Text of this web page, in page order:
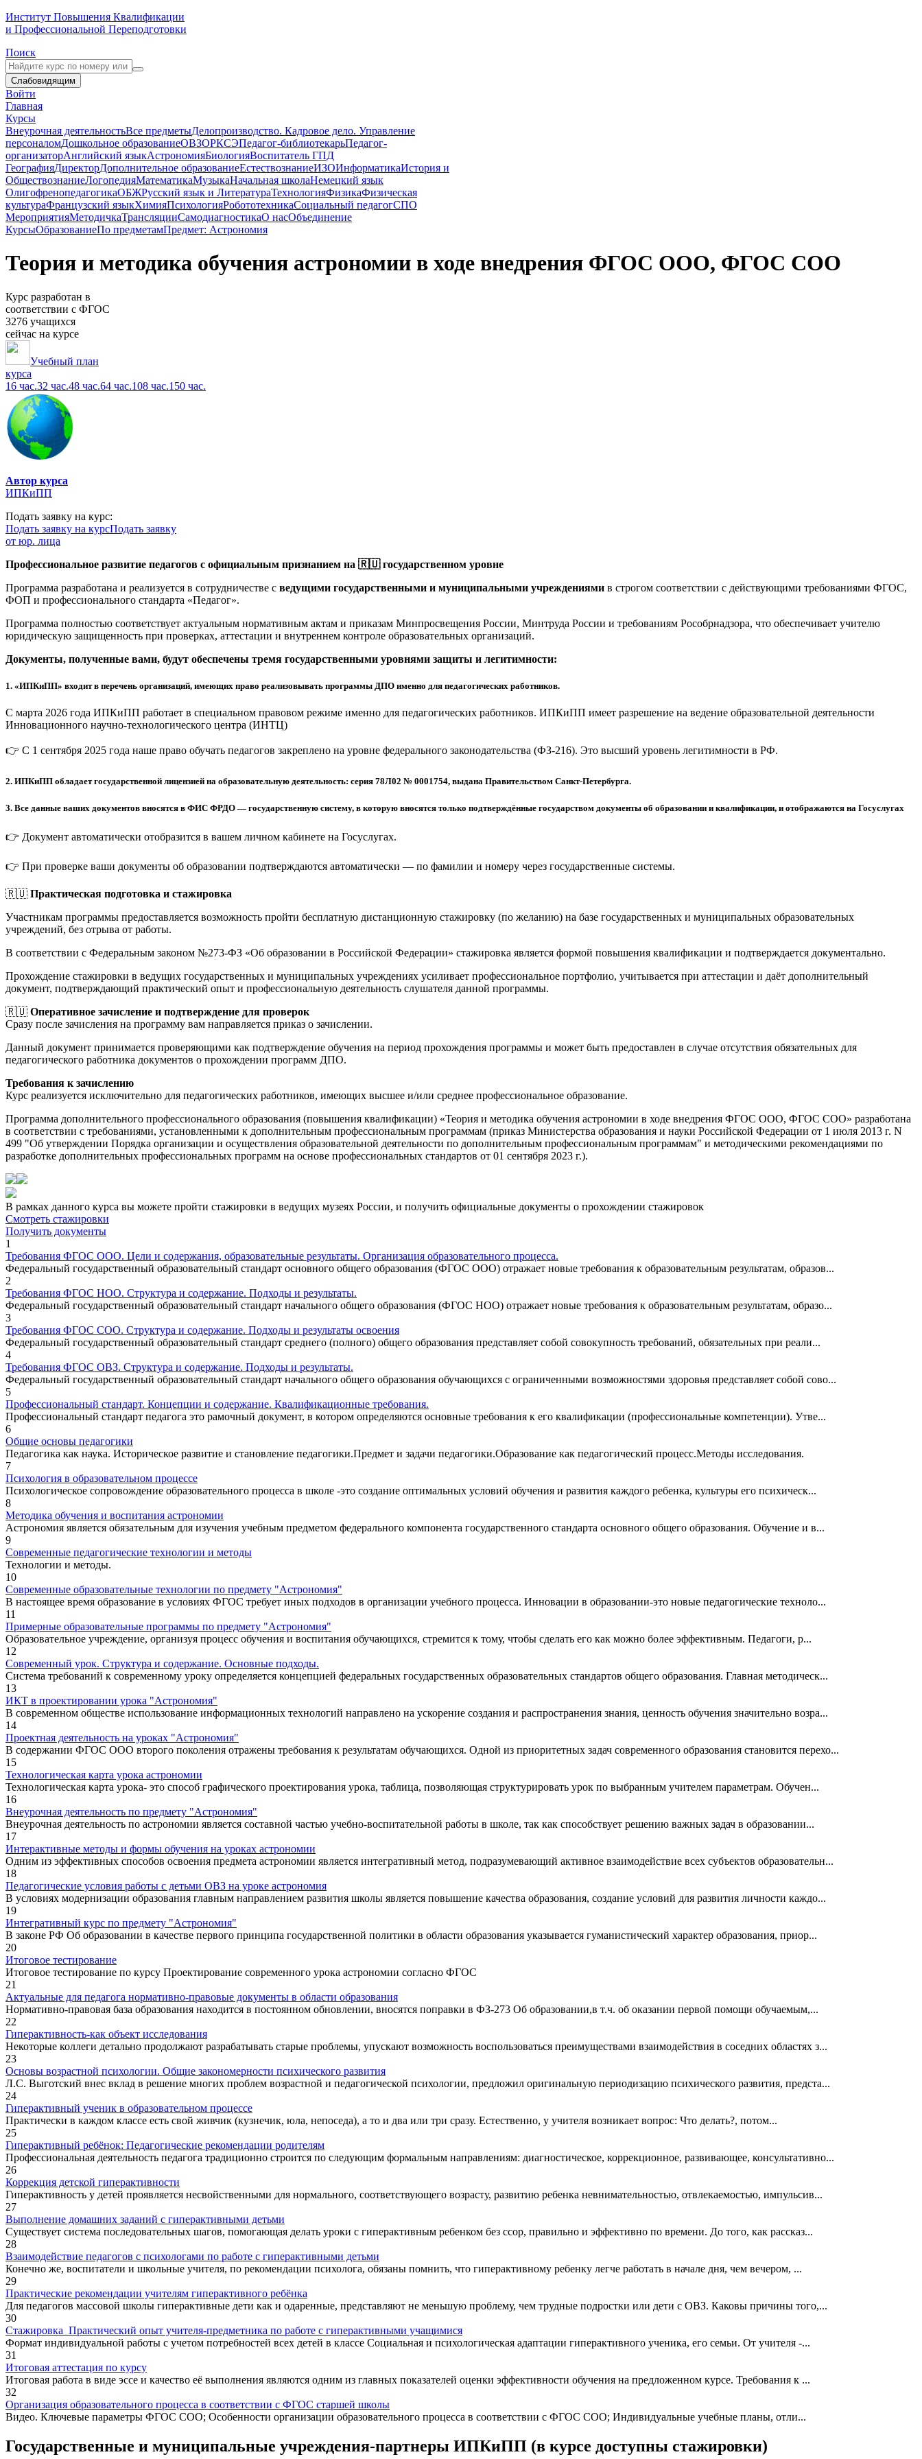
Институт Повышения Квалификации
и Профессиональной Переподготовки
Поиск
Слабовидящим
Войти
Главная
Курсы
Внеурочная деятельностьВсе предметыДелопроизводство. Кадровое дело. Управление
персоналомДошкольное образованиеОВЗОРКСЭПедагог-библиотекарьПедагог-
организаторАнглийский языкАстрономияБиологияВоспитатель ГПД
ГеографияДиректорДополнительное образованиеЕстествознаниеИЗОИнформатикаИстория и
ОбществознаниеЛогопедияМатематикаМузыкаНачальная школаНемецкий язык
ОлигофренопедагогикаОБЖРусский язык и ЛитератураТехнологияФизикаФизическая
культураФранцузский языкХимияПсихологияРобототехникаСоциальный педагогСПО
МероприятияМетодичкаТрансляцииСамодиагностикаО насОбъединение
КурсыОбразованиеПо предметамПредмет: Астрономия
Теория и методика обучения астрономии в ходе внедрения ФГОС ООО, ФГОС СОО
Курс разработан в
соответствии с ФГОС
3276 учащихся
сейчас на курсе
Учебный план
курса
16 час.32 час.48 час.64 час.108 час.150 час.
Автор курса
ИПКиПП
Подать заявку на курс:
Подать заявку на курсПодать заявку
от юр. лица
Профессиональное развитие педагогов с официальным признанием на 🇷🇺 государственном уровне
Программа разработана и реализуется в сотрудничестве с ведущими государственными и муниципальными учреждениями в строгом соответствии с действующими требованиями ФГОС,
ФОП и профессионального стандарта «Педагог».
Программа полностью соответствует актуальным нормативным актам и приказам Минпросвещения России, Минтруда России и требованиям Рособрнадзора, что обеспечивает учителю
юридическую защищенность при проверках, аттестации и внутреннем контроле образовательных организаций.
Документы, полученные вами, будут обеспечены тремя государственными уровнями защиты и легитимности:
1. «ИПКиПП» входит в перечень организаций, имеющих право реализовывать программы ДПО именно для педагогических работников.
С марта 2026 года ИПКиПП работает в специальном правовом режиме именно для педагогических работников. ИПКиПП имеет разрешение на ведение образовательной деятельности
Инновационного научно-технологического центра (ИНТЦ)
👉 С 1 сентября 2025 года наше право обучать педагогов закреплено на уровне федерального законодательства (ФЗ-216). Это высший уровень легитимности в РФ.
2. ИПКиПП обладает государственной лицензией на образовательную деятельность: серия 78Л02 № 0001754, выдана Правительством Санкт-Петербурга.
3. Все данные ваших документов вносятся в ФИС ФРДО — государственную систему, в которую вносятся только подтверждённые государством документы об образовании и квалификации, и отображаются на Госуслугах
👉 Документ автоматически отобразится в вашем личном кабинете на Госуслугах.
👉 При проверке ваши документы об образовании подтверждаются автоматически — по фамилии и номеру через государственные системы.
🇷🇺 Практическая подготовка и стажировка
Участникам программы предоставляется возможность пройти бесплатную дистанционную стажировку (по желанию) на базе государственных и муниципальных образовательных
учреждений, без отрыва от работы.
В соответствии с Федеральным законом №273-ФЗ «Об образовании в Российской Федерации» стажировка является формой повышения квалификации и подтверждается документально.
Прохождение стажировки в ведущих государственных и муниципальных учреждениях усиливает профессиональное портфолио, учитывается при аттестации и даёт дополнительный
документ, подтверждающий практический опыт и профессиональную деятельность слушателя данной программы.
🇷🇺 Оперативное зачисление и подтверждение для проверок
Сразу после зачисления на программу вам направляется приказ о зачислении.
Данный документ принимается проверяющими как подтверждение обучения на период прохождения программы и может быть предоставлен в случае отсутствия обязательных для
педагогического работника документов о прохождении программ ДПО.
Требования к зачислению
Курс реализуется исключительно для педагогических работников, имеющих высшее и/или среднее профессиональное образование.
Программа дополнительного профессионального образования (повышения квалификации) «Теория и методика обучения астрономии в ходе внедрения ФГОС ООО, ФГОС СОО» разработана
в соответствии с требованиями, установленными к дополнительным профессиональным программам (приказ Министерства образования и науки Российской Федерации от 1 июля 2013 г. N
499 "Об утверждении Порядка организации и осуществления образовательной деятельности по дополнительным профессиональным программам" и методическими рекомендациями по
разработке дополнительных профессиональных программ на основе профессиональных стандартов от 01 сентября 2023 г.).
В рамках данного курса вы можете пройти стажировки в ведущих музеях России, и получить официальные документы о прохождении стажировок
Смотреть стажировки
Получить документы
1
Требования ФГОС ООО. Цели и содержания, образовательные результаты. Организация образовательного процесса.
Федеральный государственный образовательный стандарт основного общего образования (ФГОС ООО) отражает новые требования к образовательным результатам, образов...
2
Требования ФГОС НОО. Структура и содержание. Подходы и результаты.
Федеральный государственный образовательный стандарт начального общего образования (ФГОС НОО) отражает новые требования к образовательным результатам, образо...
3
Требования ФГОС СОО. Структура и содержание. Подходы и результаты освоения
Федеральный государственный образовательный стандарт среднего (полного) общего образования представляет собой совокупность требований, обязательных при реали...
4
Требования ФГОС ОВЗ. Структура и содержание. Подходы и результаты.
Федеральный государственный образовательный стандарт начального общего образования обучающихся с ограниченными возможностями здоровья представляет собой сово...
5
Профессиональный стандарт. Концепции и содержание. Квалификационные требования.
Профессиональный стандарт педагога это рамочный документ, в котором определяются основные требования к его квалификации (профессиональные компетенции). Утве...
6
Общие основы педагогики
Педагогика как наука. Историческое развитие и становление педагогики.Предмет и задачи педагогики.Образование как педагогический процесс.Методы исследования.
7
Психология в образовательном процессе
Психологическое сопровождение образовательного процесса в школе -это создание оптимальных условий обучения и развития каждого ребенка, культуры его психическ...
8
Методика обучения и воспитания астрономии
Астрономия является обязательным для изучения учебным предметом федерального компонента государственного стандарта основного общего образования. Обучение и в...
9
Современные педагогические технологии и методы
Технологии и методы.
10
Современные образовательные технологии по предмету "Астрономия"
В настоящее время образование в условиях ФГОС требует иных подходов в организации учебного процесса. Инновации в образовании-это новые педагогические техноло...
11
Примерные образовательные программы по предмету "Астрономия"
Образовательное учреждение, организуя процесс обучения и воспитания обучающихся, стремится к тому, чтобы сделать его как можно более эффективным. Педагоги, р...
12
Современный урок. Структура и содержание. Основные подходы.
Система требований к современному уроку определяется концепцией федеральных государственных образовательных стандартов общего образования. Главная методическ...
13
ИКТ в проектировании урока "Астрономия"
В современном обществе использование информационных технологий направлено на ускорение создания и распространения знания, ценность обучения значительно возра...
14
Проектная деятельность на уроках "Астрономия"
В содержании ФГОС ООО второго поколения отражены требования к результатам обучающихся. Одной из приоритетных задач современного образования становится перехо...
15
Технологическая карта урока астрономии
Технологическая карта урока- это способ графического проектирования урока, таблица, позволяющая структурировать урок по выбранным учителем параметрам. Обучен...
16
Внеурочная деятельность по предмету "Астрономия"
Внеурочная деятельность по астрономии является составной частью учебно-воспитательной работы в школе, так как способствует решению важных задач в образовании...
17
Интерактивные методы и формы обучения на уроках астрономии
Одним из эффективных способов освоения предмета астрономии является интегративный метод, подразумевающий активное взаимодействие всех субъектов образовательн...
18
Педагогические условия работы с детьми ОВЗ на уроке астрономия
В условиях модернизации образования главным направлением развития школы является повышение качества образования, создание условий для развития личности каждо...
19
Интегративный курс по предмету "Астрономия"
В законе РФ Об образовании в качестве первого принципа государственной политики в области образования указывается гуманистический характер образования, приор...
20
Итоговое тестирование
Итоговое тестирование по курсу Проектирование современного урока астрономии согласно ФГОС
21
Актуальные для педагога нормативно-правовые документы в области образования
Нормативно-правовая база образования находится в постоянном обновлении, вносятся поправки в ФЗ-273 Об образовании,в т.ч. об оказании первой помощи обучаемым,...
22
Гиперактивность-как объект исследования
Некоторые коллеги детально продолжают разрабатывать старые проблемы, упускают возможность воспользоваться преимуществами взаимодействия в соседних областях з...
23
Основы возрастной психологии. Общие закономерности психического развития
Л.С. Выготский внес вклад в решение многих проблем возрастной и педагогической психологии, предложил оригинальную периодизацию психического развития, предста...
24
Гиперактивный ученик в образовательном процессе
Практически в каждом классе есть свой живчик (кузнечик, юла, непоседа), а то и два или три сразу. Естественно, у учителя возникает вопрос: Что делать?, потом...
25
Гиперактивный ребёнок: Педагогические рекомендации родителям
Профессиональная деятельность педагога традиционно строится по следующим формальным направлениям: диагностическое, коррекционное, развивающее, консультативно...
26
Коррекция детской гиперактивности
Гиперактивность у детей проявляется несвойственными для нормального, соответствующего возрасту, развитию ребенка невнимательностью, отвлекаемостью, импульсив...
27
Выполнение домашних заданий с гиперактивными детьми
Существует система последовательных шагов, помогающая делать уроки с гиперактивным ребенком без ссор, правильно и эффективно по времени. До того, как рассказ...
28
Взаимодействие педагогов с психологами по работе с гиперактивными детьми
Конечно же, воспитатели и школьные учителя, по рекомендации психолога, обязаны помнить, что гиперактивному ребенку легче работать в начале дня, чем вечером, ...
29
Практические рекомендации учителям гиперактивного ребёнка
Для педагогов массовой школы гиперактивные дети как и одаренные, представляют не меньшую проблему, чем трудные подростки или дети с ОВЗ. Каковы причины того,...
30
Стажировка_Практический опыт учителя-предметника по работе с гиперактивными учащимися
Формат индивидуальной работы с учетом потребностей всех детей в классе Социальная и психологическая адаптации гиперактивного ученика, его семьи. От учителя -...
31
Итоговая аттестация по курсу
Итоговая работа в виде эссе и качество её выполнения являются одним из главных показателей оценки эффективности обучения на предложенном курсе. Требования к ...
32
Организация образовательного процесса в соответствии с ФГОС старшей школы
Видео. Ключевые параметры ФГОС СОО; Особенности организации образовательного процесса в соответствии с ФГОС СОО; Индивидуальные учебные планы, отли...
Государственные и муниципальные учреждения-партнеры ИПКиПП (в курсе доступны стажировки)